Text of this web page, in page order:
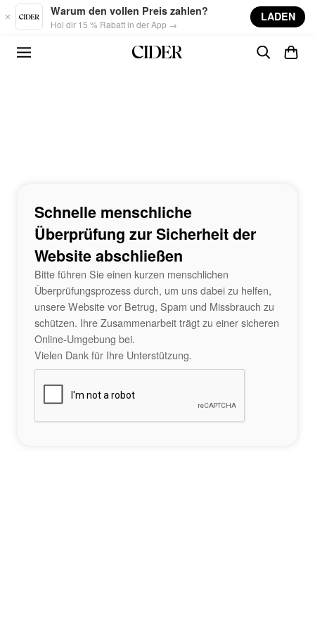
Skip to main content
Warum den vollen Preis zahlen?
Hol dir 15 % Rabatt in der App →
LADEN
Schnelle menschliche
Überprüfung zur Sicherheit der
Website abschließen
Bitte führen Sie einen kurzen menschlichen
Überprüfungsprozess durch, um uns dabei zu helfen,
unsere Website vor Betrug, Spam und Missbrauch zu
schützen. Ihre Zusammenarbeit trägt zu einer sicheren
Online-Umgebung bei.
Vielen Dank für Ihre Unterstützung.